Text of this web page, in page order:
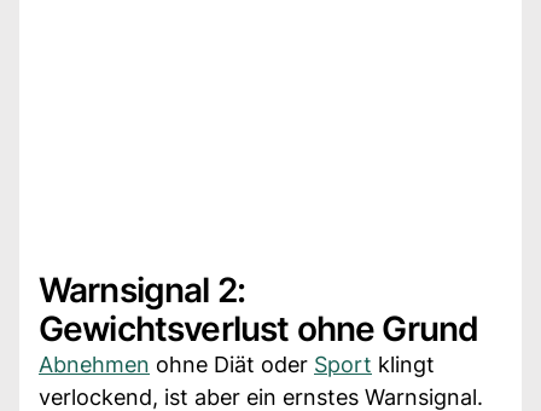
Warnsignal 2:
Gewichtsverlust ohne Grund
Abnehmen ohne Diät oder Sport klingt
verlockend, ist aber ein ernstes Warnsignal.